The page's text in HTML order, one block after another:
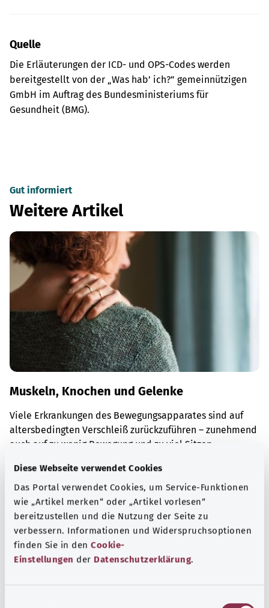
Diese Webseite verwendet Cookies
Das Portal verwendet Cookies, um Service-Funktionen
wie „Artikel merken“ oder „Artikel vorlesen“
bereitzustellen und die Nutzung der Seite zu
verbessern. Informationen und Widerspruchsoptionen
finden Sie in den Cookie-
Einstellungen der Datenschutzerklärung.
Quelle
Die Erläuterungen der ICD- und OPS-Codes werden
bereitgestellt von der „Was hab’ ich?” gemeinnützigen
GmbH im Auftrag des Bundesministeriums für
Gesundheit (BMG).
Gut informiert
Weitere Artikel
Muskeln, Knochen und Gelenke
Viele Erkrankungen des Bewegungsapparates sind auf
altersbedingten Verschleiß zurückzuführen – zunehmend
auch auf zu wenig Bewegung und zu viel Sitzen.
Mehr erfahren